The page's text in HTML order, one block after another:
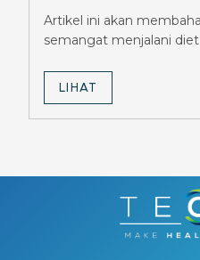
Stuck Berbulan-
Artikel ini akan
semangat menjalani
LIHAT